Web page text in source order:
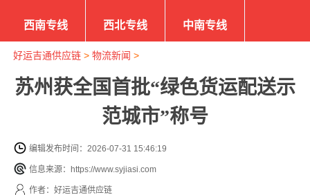
西南专线 西北专线 中南专线
好运吉通供应链> 物流新闻 >
苏州获全国首批“绿色货运配送示
范城市”称号
编辑发布时间：2026-07-31 15:46:19
信息来源：https://www.syjiasi.com
作者：好运吉通供应链